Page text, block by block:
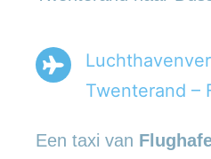
Twenterand –
Een taxi van